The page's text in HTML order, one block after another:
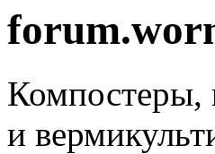
Компостеры,
и